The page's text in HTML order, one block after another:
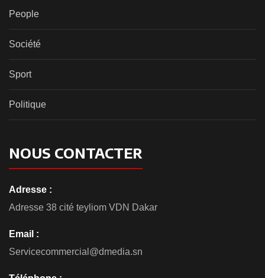
People
Société
Sport
Politique
NOUS CONTACTER
Adresse :
Adresse 38 cité teyliom VDN Dakar
Email :
Servicecommercial@dmedia.sn